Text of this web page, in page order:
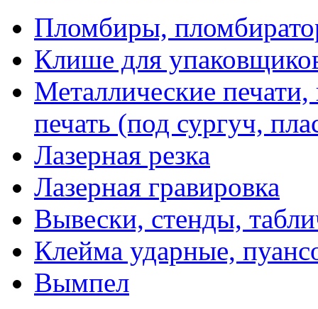
Пломбиры,
Клише для
Металлические
печать (под сургуч,
Лазерная резка
Лазерная гравировка
Вывески, стенды,
Клейма ударные,
Вымпел